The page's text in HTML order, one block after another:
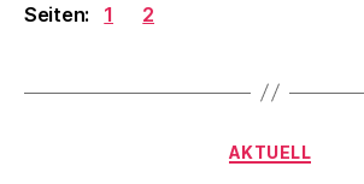
Seiten: 1 2
Kategorien
AKTUELL